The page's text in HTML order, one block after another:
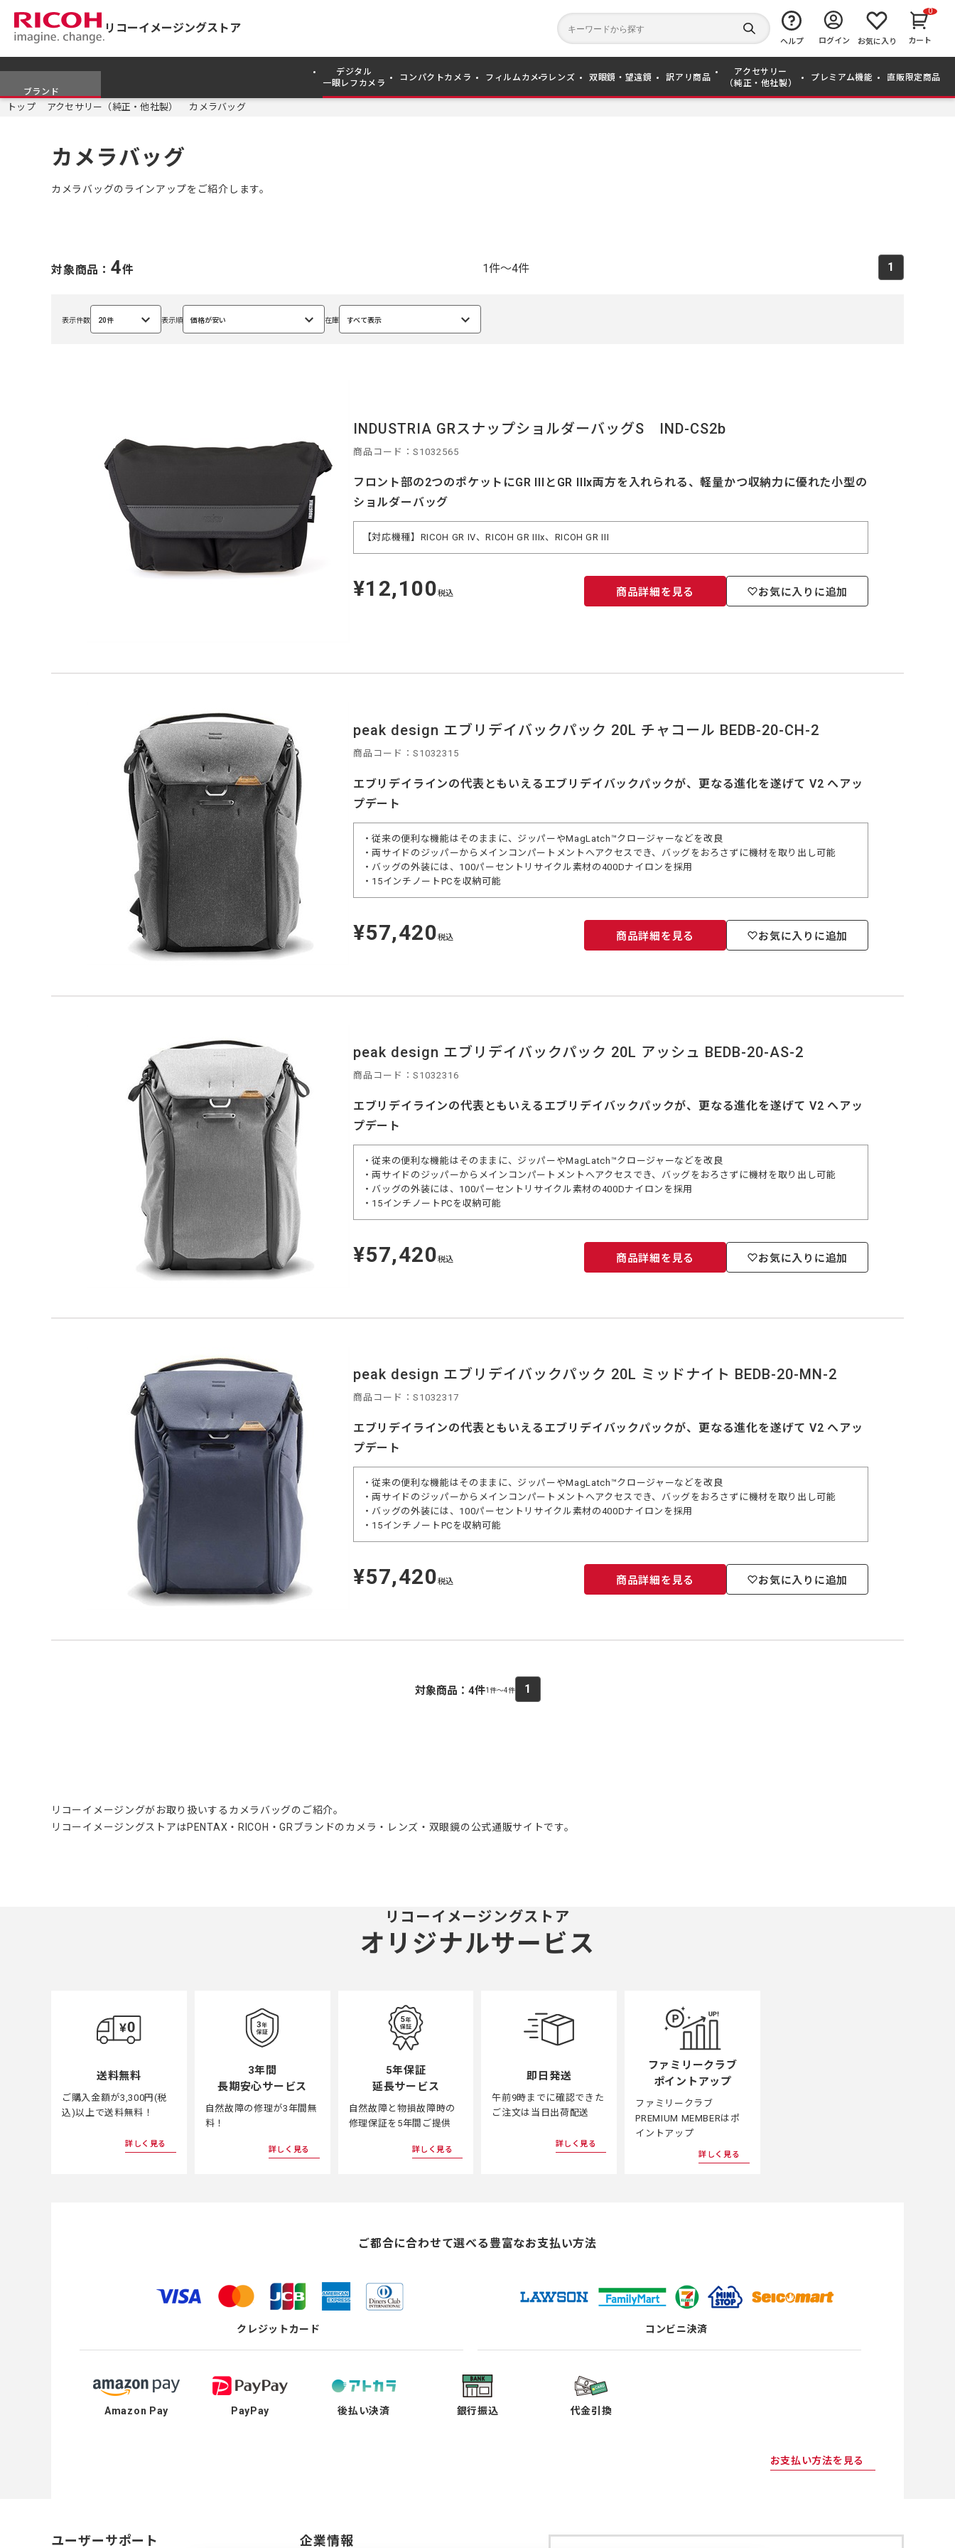
リコーイメージングストア
か
ら
検
索
す
る
ヘルプ ログイン お気に入り
0
カート
ブランド
デジタル
一眼レフカメラ
コンパクトカメラ フィルムカメラ レンズ 双眼鏡・望遠鏡 訳アリ商品
アクセサリー
（純正・他社製）
プレミアム機能 直販限定商品
トップ アクセサリー（純正・他社製） カメラバッグ
カメラバッグ
カメラバッグのラインアップをご紹介します。
対象商品： 4件 1件～4件 1
表示件数 20件
選
択
表示順 価格が安い
選
択
在庫 すべて表示
選
択
INDUSTRIA GRスナップショルダーバッグS IND-CS2b
商品コード：S1032565
フロント部の2つのポケットにGR IIIとGR IIIx両方を入れられる、軽量かつ収納力に優れた小型の
ショルダーバッグ
【対応機種】RICOH GR IV、RICOH GR IIIx、RICOH GR III
定
価
¥12,100税込 商品詳細を見る お気に入りに追加
peak design エブリデイバックパック 20L チャコール BEDB-20-CH-2
商品コード：S1032315
エブリデイラインの代表ともいえるエブリデイバックパックが、更なる進化を遂げて V2 へアッ
プデート
・従来の便利な機能はそのままに、ジッパーやMagLatch™クロージャーなどを改良
・両サイドのジッパーからメインコンパートメントへアクセスでき、バッグをおろさずに機材を取り出し可能
・バッグの外装には、100パーセントリサイクル素材の400Dナイロンを採用
・15インチノートPCを収納可能
定
価
¥57,420税込 商品詳細を見る お気に入りに追加
peak design エブリデイバックパック 20L アッシュ BEDB-20-AS-2
商品コード：S1032316
エブリデイラインの代表ともいえるエブリデイバックパックが、更なる進化を遂げて V2 へアッ
プデート
・従来の便利な機能はそのままに、ジッパーやMagLatch™クロージャーなどを改良
・両サイドのジッパーからメインコンパートメントへアクセスでき、バッグをおろさずに機材を取り出し可能
・バッグの外装には、100パーセントリサイクル素材の400Dナイロンを採用
・15インチノートPCを収納可能
定
価
¥57,420税込 商品詳細を見る お気に入りに追加
peak design エブリデイバックパック 20L ミッドナイト BEDB-20-MN-2
商品コード：S1032317
エブリデイラインの代表ともいえるエブリデイバックパックが、更なる進化を遂げて V2 へアッ
プデート
・従来の便利な機能はそのままに、ジッパーやMagLatch™クロージャーなどを改良
・両サイドのジッパーからメインコンパートメントへアクセスでき、バッグをおろさずに機材を取り出し可能
・バッグの外装には、100パーセントリサイクル素材の400Dナイロンを採用
・15インチノートPCを収納可能
定
価
¥57,420税込 商品詳細を見る お気に入りに追加
対象商品： 4件1件～4件 1
リコーイメージングがお取り扱いするカメラバッグのご紹介。
リコーイメージングストアはPENTAX・RICOH・GRブランドのカメラ・レンズ・双眼鏡の公式通販サイトです。
リコーイメージングストア
オリジナルサービス
送料無料
ご購入金額が3,300円(税
込)以上で送料無料！
詳しく見る
3年間
長期安心サービス
自然故障の修理が3年間無
料！
詳しく見る
5年保証
延長サービス
自然故障と物損故障時の
修理保証を5年間ご提供
詳しく見る
即日発送
午前9時までに確認できた
ご注文は当日出荷配送
詳しく見る
ファミリークラブ
ポイントアップ
ファミリークラブ
PREMIUM MEMBERはポ
イントアップ
詳しく見る
ご都合に合わせて選べる 豊富なお支払い方法
クレジットカード コンビニ決済
Amazon Pay PayPay 後払い決済 銀行振込 代金引換
お支払い方法を見る
ユーザーサポート 企業情報
し
タ
ブ
で
し
タ
ブ
で
し
タ
ブ
で
し
タ
ブ
で